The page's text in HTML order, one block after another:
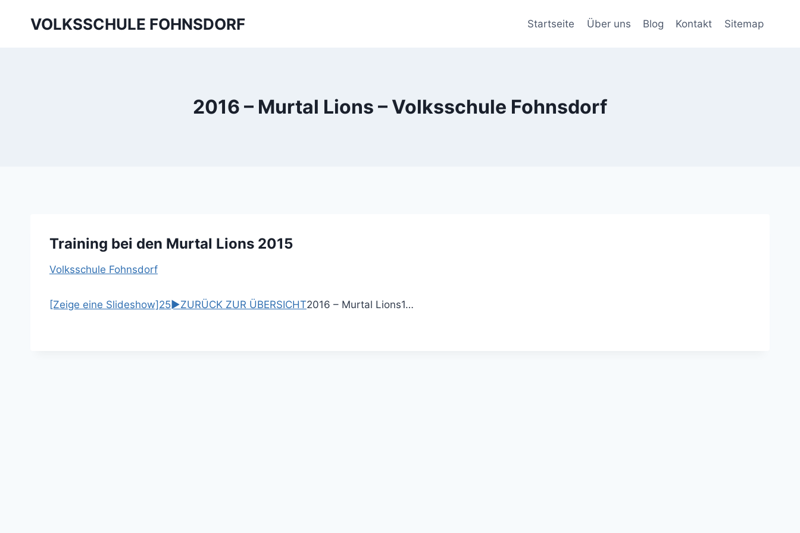
VOLKSSCHULE FOHNSDORF Startseite Über uns Blog Kontakt Sitemap
2016 – Murtal Lions – Volksschule Fohnsdorf
Training bei den Murtal Lions 2015
Volksschule Fohnsdorf
[Zeige eine Slideshow] 25►ZURÜCK ZUR ÜBERSICHT2016 – Murtal Lions1…